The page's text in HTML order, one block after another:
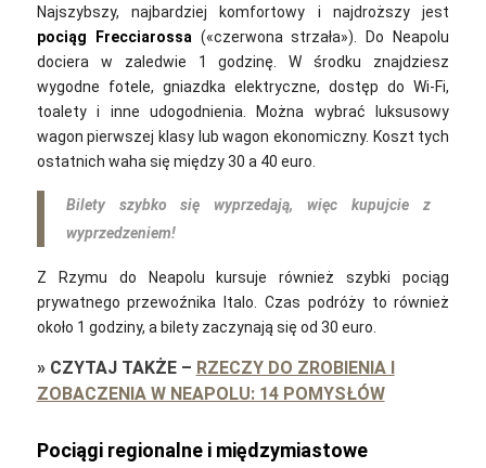
Najszybszy, najbardziej komfortowy i najdroższy jest
pociąg
Frecciarossa («czerwona strzała»). Do Neapolu
dociera w zaledwie 1 godzinę. W środku znajdziesz
wygodne fotele, gniazdka elektryczne, dostęp do Wi-Fi,
toalety i inne udogodnienia. Można wybrać luksusowy
wagon pierwszej klasy lub wagon ekonomiczny. Koszt tych
ostatnich waha się między 30 a 40 euro.
Bilety szybko się wyprzedają, więc kupujcie z
wyprzedzeniem!
Z Rzymu do Neapolu kursuje również szybki pociąg
prywatnego przewoźnika Italo. Czas podróży to również
około 1 godziny, a bilety zaczynają się od 30 euro.
» CZYTAJ TAKŻE– RZECZY DO ZROBIENIA I
ZOBACZENIA W NEAPOLU: 14 POMYSŁÓW
Pociągi regionalne i międzymiastowe